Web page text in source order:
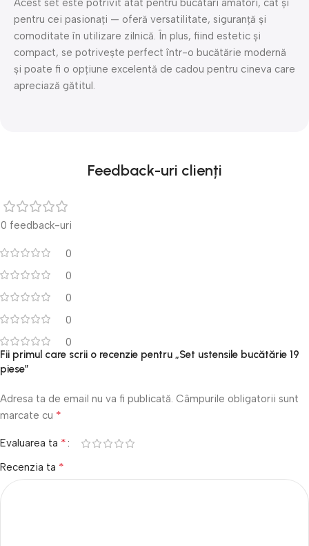
Acest set este potrivit atât pentru bucătari amatori, cât și
pentru cei pasionați — oferă versatilitate, siguranță și
comoditate în utilizare zilnică. În plus, fiind estetic și
compact, se potrivește perfect într-o bucătărie modernă
și poate fi o opțiune excelentă de cadou pentru cineva care
apreciază gătitul.
Feedback-uri clienți
0 feedback-uri
0
0
0
0
0
Fii primul care scrii o recenzie pentru „Set ustensile bucătărie 19
piese”
Adresa ta de email nu va fi publicată. Câmpurile obligatorii sunt
marcate cu *
Evaluarea ta *
Recenzia ta *